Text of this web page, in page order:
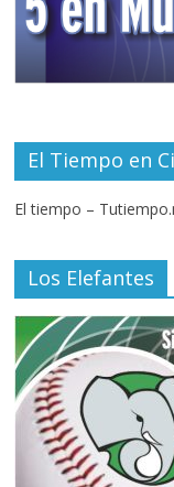
El Tiempo en
El tiempo –
Los Elefantes